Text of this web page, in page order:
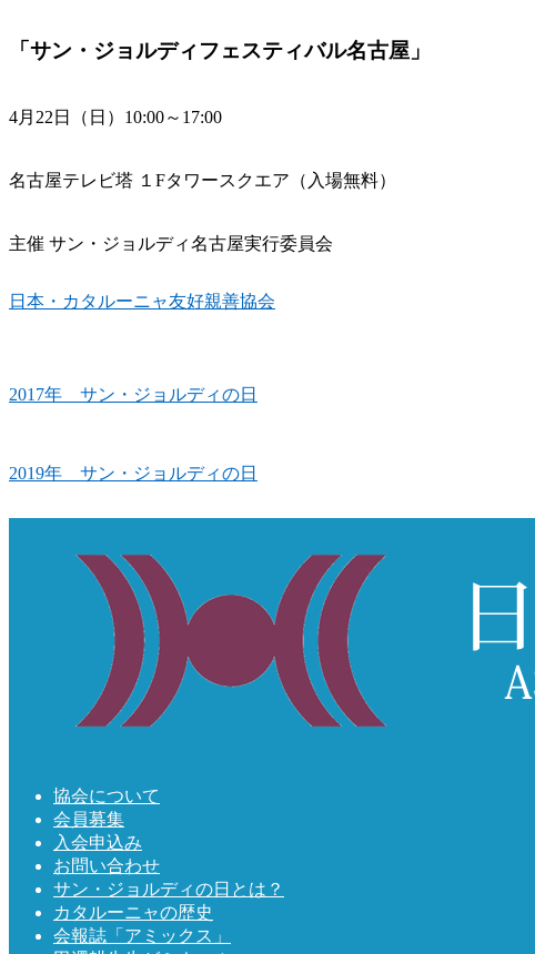
「サン・ジョルディフェスティバル名古屋」
4月22日（日）10:00～17:00
名古屋テレビ塔 １Fタワースクエア（入場無料）
主催 サン・ジョルディ名古屋実行委員会
日本・カタルーニャ友好親善協会
2017年 サン・ジョルディの日
2019年 サン・ジョルディの日
協会について
会員募集
入会申込み
お問い合わせ
サン・ジョルディの日とは？
カタルーニャの歴史
会報誌「アミックス」